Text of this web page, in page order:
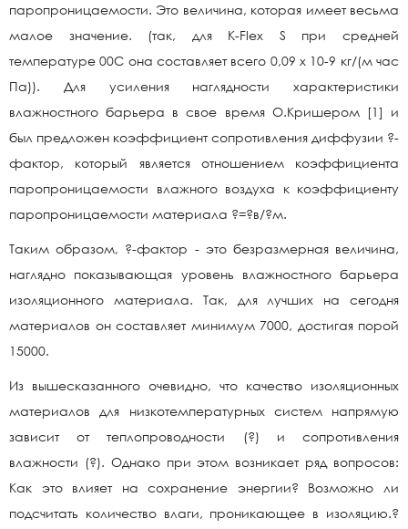
паропроницаемости. Это величина, которая имеет весьма
малое значение. (так, для K-Flex S при средней
температуре 00С она составляет всего 0,09 х 10-9 кг/(м час
Па)). Для усиления наглядности характеристики
влажностного барьера в свое время О.Кришером [1] и
был предложен коэффициент сопротивления диффузии ?-
фактор, который является отношением коэффициента
паропроницаемости влажного воздуха к коэффициенту
паропроницаемости материала ?=?в/?м.
Таким образом, ?-фактор - это безразмерная величина,
наглядно показывающая уровень влажностного барьера
изоляционного материала. Так, для лучших на сегодня
материалов он составляет минимум 7000, достигая порой
15000.
Из вышесказанного очевидно, что качество изоляционных
материалов для низкотемпературных систем напрямую
зависит от теплопроводности (?) и сопротивления
влажности (?). Однако при этом возникает ряд вопросов:
Как это влияет на сохранение энергии? Возможно ли
подсчитать количество влаги, проникающее в изоляцию.?